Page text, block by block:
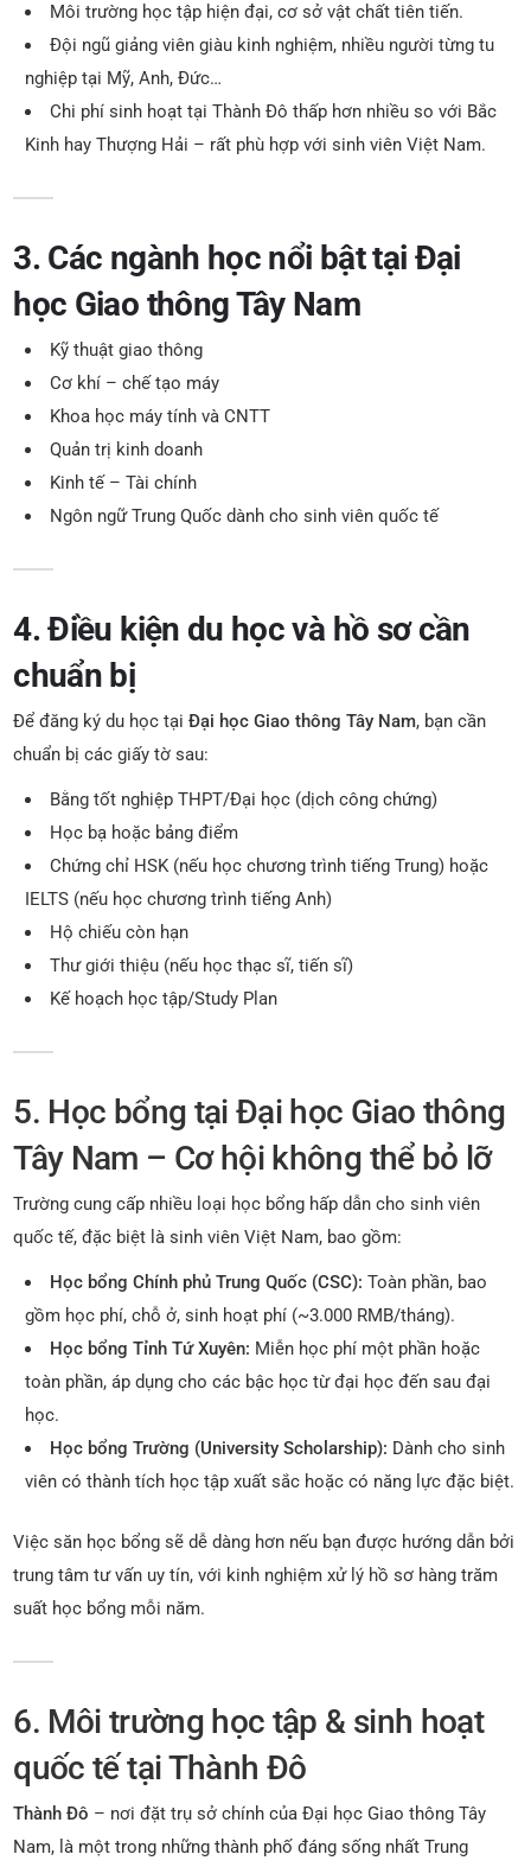
Môi trường học tập hiện đại, cơ sở vật chất tiên tiến.
Đội ngũ giảng viên giàu kinh nghiệm, nhiều người từng tu
nghiệp tại Mỹ, Anh, Đức…
Chi phí sinh hoạt tại Thành Đô thấp hơn nhiều so với Bắc
Kinh hay Thượng Hải – rất phù hợp với sinh viên Việt Nam.
3. Các ngành học nổi bật tại Đại
học Giao thông Tây Nam
Kỹ thuật giao thông
Cơ khí – chế tạo máy
Khoa học máy tính và CNTT
Quản trị kinh doanh
Kinh tế – Tài chính
Ngôn ngữ Trung Quốc dành cho sinh viên quốc tế
4. Điều kiện du học và hồ sơ cần
chuẩn bị
Để đăng ký du học tạiĐại học Giao thông Tây Nam, bạn cần
chuẩn bị các giấy tờ sau:
Bằng tốt nghiệp THPT/Đại học (dịch công chứng)
Học bạ hoặc bảng điểm
Chứng chỉ HSK (nếu học chương trình tiếng Trung) hoặc
IELTS (nếu học chương trình tiếng Anh)
Hộ chiếu còn hạn
Thư giới thiệu (nếu học thạc sĩ, tiến sĩ)
Kế hoạch học tập/Study Plan
5. Học bổng tại Đại học Giao thông
Tây Nam – Cơ hội không thể bỏ lỡ
Trường cung cấp nhiều loại học bổng hấp dẫn cho sinh viên
quốc tế, đặc biệt là sinh viên Việt Nam, bao gồm:
Học bổng Chính phủ Trung Quốc (CSC): Toàn phần, bao
gồm học phí, chỗ ở, sinh hoạt phí (~3.000 RMB/tháng).
Học bổng Tỉnh Tứ Xuyên: Miễn học phí một phần hoặc
toàn phần, áp dụng cho các bậc học từ đại học đến sau đại
học.
Học bổng Trường (University Scholarship): Dành cho sinh
viên có thành tích học tập xuất sắc hoặc có năng lực đặc biệt.
Việc săn học bổng sẽ dễ dàng hơn nếu bạn được hướng dẫn bởi
trung tâm tư vấn uy tín, với kinh nghiệm xử lý hồ sơ hàng trăm
suất học bổng mỗi năm.
6. Môi trường học tập & sinh hoạt
quốc tế tại Thành Đô
Thành Đô – nơi đặt trụ sở chính của Đại học Giao thông Tây
Nam, là một trong những thành phố đáng sống nhất Trung